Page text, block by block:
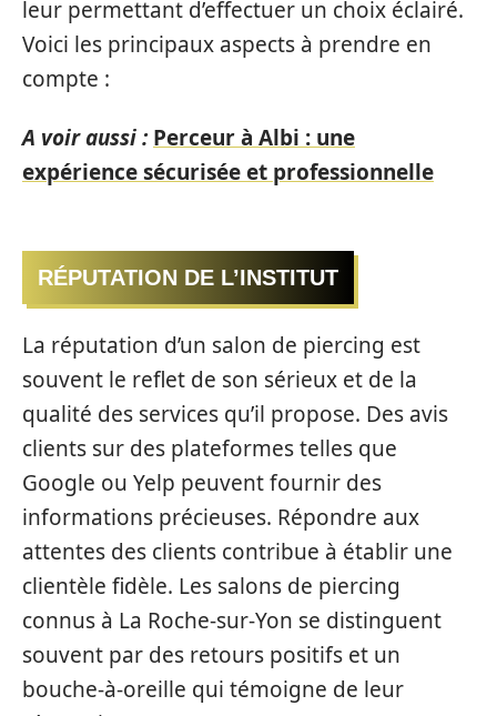
leur permettant d’effectuer un choix éclairé.
Voici les principaux aspects à prendre en
compte :
A voir aussi : Perceur à Albi : une
expérience sécurisée et professionnelle
RÉPUTATION DE L’INSTITUT
La réputation d’un salon de piercing est
souvent le reflet de son sérieux et de la
qualité des services qu’il propose. Des avis
clients sur des plateformes telles que
Google ou Yelp peuvent fournir des
informations précieuses. Répondre aux
attentes des clients contribue à établir une
clientèle fidèle. Les salons de piercing
connus à La Roche-sur-Yon se distinguent
souvent par des retours positifs et un
bouche-à-oreille qui témoigne de leur